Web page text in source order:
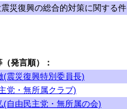
災復興の総合的対策に関する件
発言順）：
(震災復興特別委員長)
党・無所属クラブ)
(自由民主党・無所属の会)